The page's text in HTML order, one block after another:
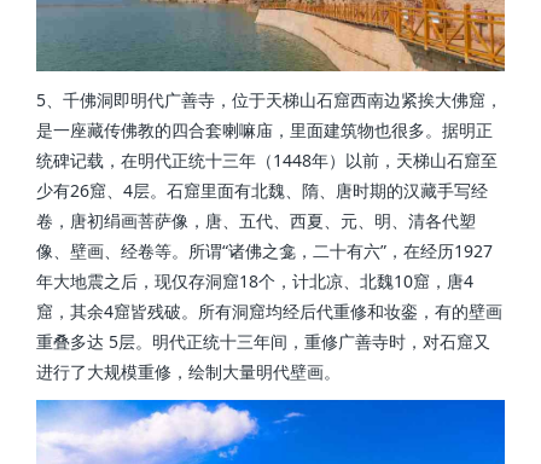
5、千佛洞即明代广善寺，位于天梯山石窟西南边紧挨大佛窟，
是一座藏传佛教的四合套喇嘛庙，里面建筑物也很多。据明正
统碑记载，在明代正统十三年（1448年）以前，天梯山石窟至
少有26窟、4层。石窟里面有北魏、隋、唐时期的汉藏手写经
卷，唐初绢画菩萨像，唐、五代、西夏、元、明、清各代塑
像、壁画、经卷等。所谓“诸佛之龛，二十有六”，在经历1927
年大地震之后，现仅存洞窟18个，计北凉、北魏10窟，唐4
窟，其余4窟皆残破。所有洞窟均经后代重修和妆銮，有的壁画
重叠多达 5层。明代正统十三年间，重修广善寺时，对石窟又
进行了大规模重修，绘制大量明代壁画。